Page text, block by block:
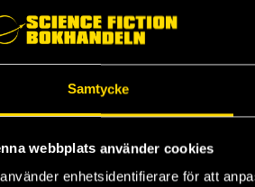
Samtycke
webbplats använder cookies
enhetsidentifierare för att
in stories of romance.
from the ground up so that the
characters specifically designed for
created to maximize romantic potential.
and calibration, expanding on the
everyone’s boundaries at the
for playing romance.
powers related to romance.